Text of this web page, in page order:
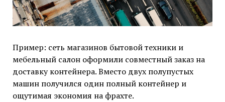
Пример: сеть магазинов бытовой техники и
мебельный салон оформили совместный заказ на
доставку контейнера. Вместо двух полупустых
машин получился один полный контейнер и
ощутимая экономия на фрахте.